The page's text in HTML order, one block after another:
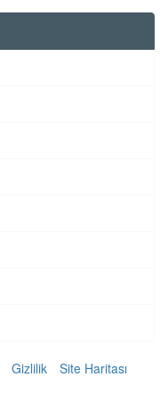
Gizlilik Site Haritası